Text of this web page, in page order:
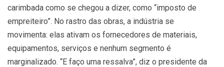
carimbada como se chegou a dizer, como “imposto de
empreiteiro”. No rastro das obras, a indústria se
movimenta: elas ativam os fornecedores de materiais,
equipamentos, serviços e nenhum segmento é
marginalizado. “E faço uma ressalva”, diz o presidente da